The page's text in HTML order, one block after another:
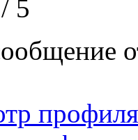
5
профиля